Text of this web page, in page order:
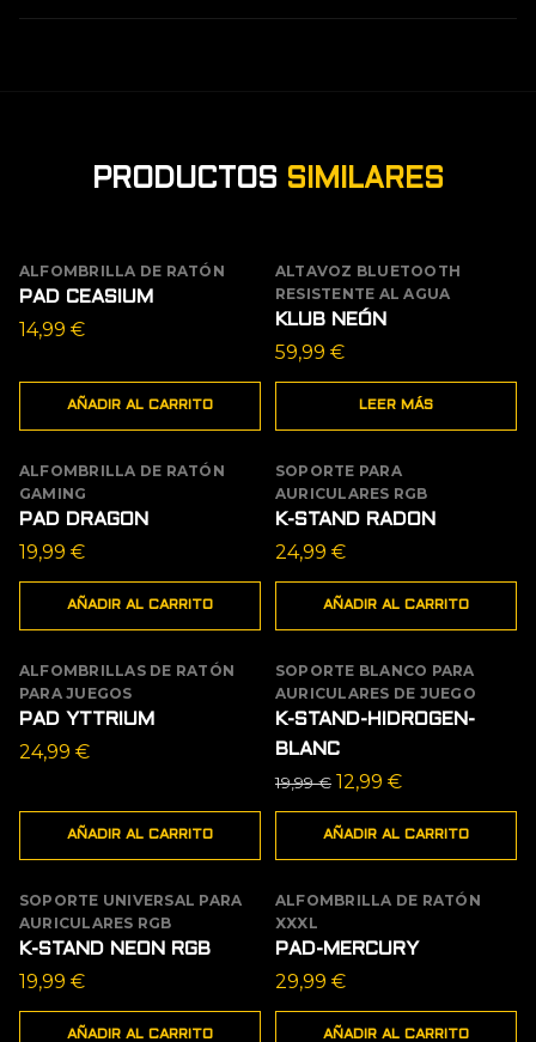
PRODUCTOS SIMILARES
ALFOMBRILLA DE RATÓN
PAD CEASIUM
14,99 €
AÑADIR AL CARRITO
AGOTADO
ALTAVOZ BLUETOOTH
RESISTENTE AL AGUA
KLUB NEÓN
59,99 €
LEER MÁS
ALFOMBRILLA DE RATÓN
GAMING
PAD DRAGON
19,99 €
AÑADIR AL CARRITO
SOPORTE PARA
AURICULARES RGB
K-STAND RADON
24,99 €
AÑADIR AL CARRITO
ALFOMBRILLAS DE RATÓN
PARA JUEGOS
PAD YTTRIUM
24,99 €
AÑADIR AL CARRITO
OFERTA
SOPORTE BLANCO PARA
AURICULARES DE JUEGO
K-STAND-HIDROGEN-
BLANC
19,99€ El
precio
original
19,99 €.
12,99 €El
precio
actual
12,99 €.
AÑADIR AL CARRITO
SOPORTE UNIVERSAL PARA
AURICULARES RGB
K-STAND NEON RGB
19,99 €
AÑADIR AL CARRITO
ALFOMBRILLA DE RATÓN
XXXL
PAD-MERCURY
29,99 €
AÑADIR AL CARRITO